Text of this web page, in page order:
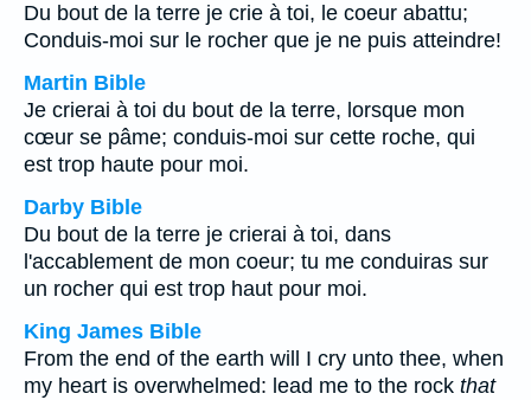
Du bout de la terre je crie à toi, le coeur abattu;
Conduis-moi sur le rocher que je ne puis atteindre!
Martin Bible
Je crierai à toi du bout de la terre, lorsque mon
cœur se pâme; conduis-moi sur cette roche, qui
est trop haute pour moi.
Darby Bible
Du bout de la terre je crierai à toi, dans
l'accablement de mon coeur; tu me conduiras sur
un rocher qui est trop haut pour moi.
King James Bible
From the end of the earth will I cry unto thee, when
my heart is overwhelmed: lead me to the rock that